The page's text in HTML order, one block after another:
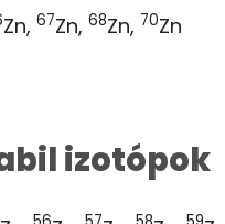
Zn, 67Zn, 68Zn, 70Zn
izotópok